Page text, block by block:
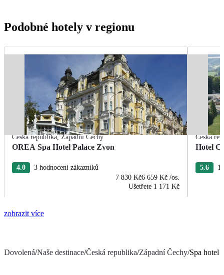
Podobné hotely v regionu
Česká republika,Západní Čechy
OREA Spa Hotel Palace Zvon
4.0
3 hodnocení zákazníků
7 830 Kč6 659 Kč /os.
Ušetřete 1 171 Kč
Česká
Hotel
5.6
zobrazit více
Dovolená/Naše destinace/Česká republika/Západní Čechy/Spa hotel